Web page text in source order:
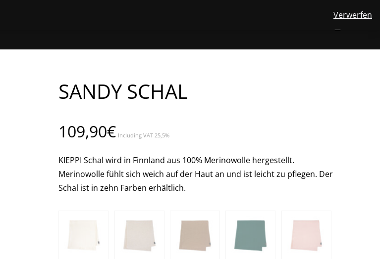
Verwerfen
SEARCH
your
OF
CART
TOGGLE
SUBMENU
SANDY SCHAL
109,90€ Including VAT 25,5%
KIEPPI Schal wird in Finnland aus 100% Merinowolle hergestellt.
Merinowolle fühlt sich weich auf der Haut an und ist leicht zu pflegen. Der
Schal ist in zehn Farben erhältlich.